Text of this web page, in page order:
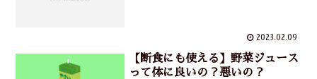
2023.02.09
【断食にも使える】野菜ジュース
って体に良いの？悪いの？